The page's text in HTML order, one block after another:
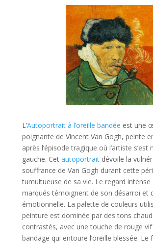
L’Autoportrait à l’oreille bandée est une
poignante de Vincent Van Gogh, peinte
après l’épisode tragique où l’artiste s’est
gauche. Cet autoportraitdévoile la
souffrance de Van Gogh durant cette
tumultueuse de sa vie. Le regard
marqués témoignent de son désarroi et
émotionnelle. La palette de couleurs
peinture est dominée par des tons
contrastés, avec une touche de rouge
bandage qui entoure l’oreille blessée. Le